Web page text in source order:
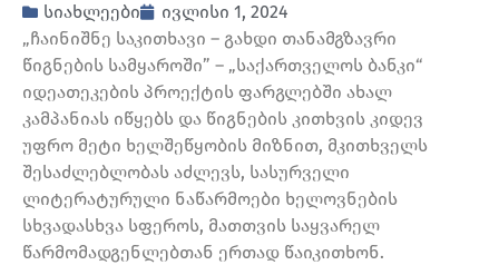
სიახლეები
ივლისი 1, 2024
„ჩაინიშნე საკითხავი – გახდი თანამგზავრი
წიგნების სამყაროში” – „საქართველოს ბანკი“
იდეათეკების პროექტის ფარგლებში ახალ
კამპანიას იწყებს და წიგნების კითხვის კიდევ
უფრო მეტი ხელშეწყობის მიზნით, მკითხველს
შესაძლებლობას აძლევს, სასურველი
ლიტერატურული ნაწარმოები ხელოვნების
სხვადასხვა სფეროს, მათთვის საყვარელ
წარმომადგენლებთან ერთად წაიკითხონ.